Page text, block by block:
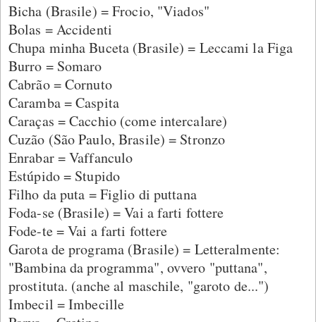
Bicha (Brasile) = Frocio, "Viados"
Bolas = Accidenti
Chupa minha Buceta (Brasile) = Leccami la Figa
Burro = Somaro
Cabrão = Cornuto
Caramba = Caspita
Caraças = Cacchio (come intercalare)
Cuzão (São Paulo, Brasile) = Stronzo
Enrabar = Vaffanculo
Estúpido = Stupido
Filho da puta = Figlio di puttana
Foda-se (Brasile) = Vai a farti fottere
Fode-te = Vai a farti fottere
Garota de programa (Brasile) = Letteralmente:
"Bambina da programma", ovvero "puttana",
prostituta. (anche al maschile, "garoto de...")
Imbecil = Imbecille